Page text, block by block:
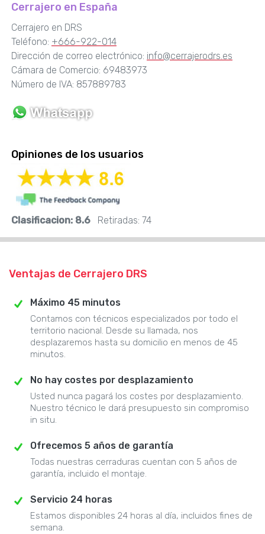
Cerrajero en España
Cerrajero en DRS
Teléfono: +666-922-014
Dirección de correo electrónico: info@cerrajerodrs.es
Cámara de Comercio: 69483973
Número de IVA: 857889783
Opiniones de los usuarios
Clasificacion: 8.6 Retiradas: 74
Ventajas de Cerrajero DRS
Máximo 45 minutos
Contamos con técnicos especializados por todo el
territorio nacional. Desde su llamada, nos
desplazaremos hasta su domicilio en menos de 45
minutos.
No hay costes por desplazamiento
Usted nunca pagará los costes por desplazamiento.
Nuestro técnico le dará presupuesto sin compromiso
in situ.
Ofrecemos 5 años de garantía
Todas nuestras cerraduras cuentan con 5 años de
garantía, incluido el montaje.
Servicio 24 horas
Estamos disponibles 24 horas al día, incluidos fines de
semana.